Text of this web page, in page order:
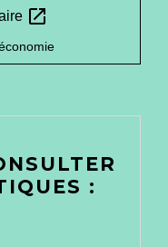
open_in_new
: